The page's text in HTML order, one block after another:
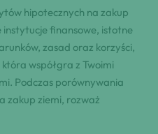
hipotecznych na zakup
finansowe, istotne
zasad oraz korzyści,
współgra z Twoimi
Podczas porównywania
zakup ziemi, rozważ